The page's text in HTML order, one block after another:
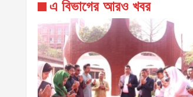
এ বিভাগের আরও খবর